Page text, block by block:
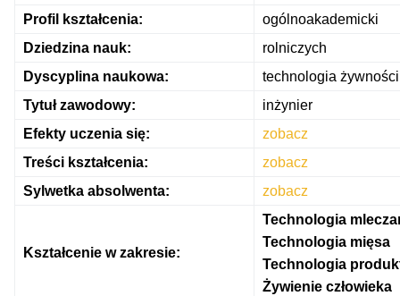
Profil kształcenia:
ogólnoakademicki
Dziedzina nauk:
rolniczych
Dyscyplina naukowa:
technologia
Tytuł zawodowy:
inżynier
Efekty uczenia się:
zobacz
Treści kształcenia:
zobacz
Sylwetka absolwenta:
zobacz
Kształcenie w zakresie:
Technologia
Technologia mięsa
Technologia
Żywienie człowieka